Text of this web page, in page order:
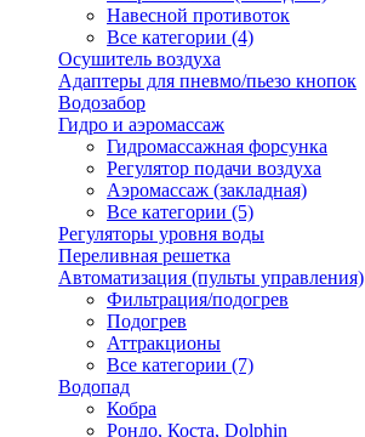
Навесной противоток
Все категории (4)
Осушитель воздуха
Адаптеры для пневмо/пьезо кнопок
Водозабор
Гидро и аэромассаж
Гидромассажная форсунка
Регулятор подачи воздуха
Аэромассаж (закладная)
Все категории (5)
Регуляторы уровня воды
Переливная решетка
Автоматизация (пульты управления)
Фильтрация/подогрев
Подогрев
Аттракционы
Все категории (7)
Водопад
Кобра
Рондо, Коста, Dolphin